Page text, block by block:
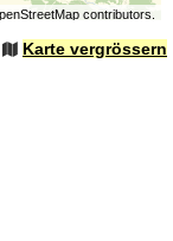
contributors.
Karte vergrössern